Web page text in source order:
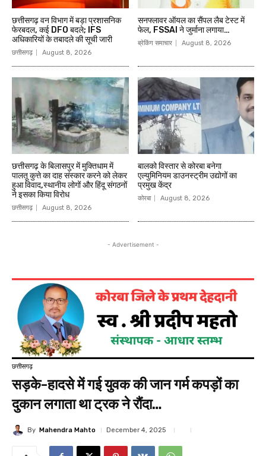
छत्तीसगढ़ वन विभाग में बड़ा प्रशासनिक
फेरबदल, कई DFO बदले; IFS
अधिकारियों के तबादले की सूची जारी
छत्तीसगढ़ August 8, 2026
सनफ्लावर ऑयल का सैंपल लैब टेस्ट में
फेल, FSSAI ने जुर्माना लगाया…
ब्रेकिंग समाचार August 8, 2026
छत्तीसगढ़ के बिलासपुर में मुक्तिधाम में
पालतू कुत्ते का दाह संस्कार करने को लेकर
हुआ विवाद,स्थानीय लोगों और हिंदू संगठनों
ने इसका किया विरोध
छत्तीसगढ़ August 8, 2026
बालको विस्तार से कोरबा बनेगा
एल्युमिनियम डाउनस्ट्रीम उद्योगों का
प्रमुख केंद्र
कोरबा August 8, 2026
- Advertisement -